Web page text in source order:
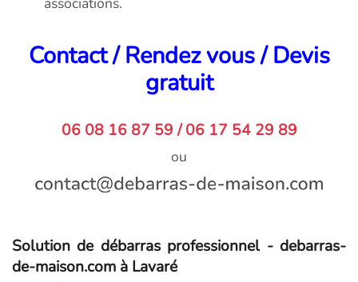
Contact / Rendez vous / Devis
gratuit
06 08 16 87 59 / 06 17 54 29 89
ou
Solution de débarras professionnel - debarras-
de-maison.com à Lavaré